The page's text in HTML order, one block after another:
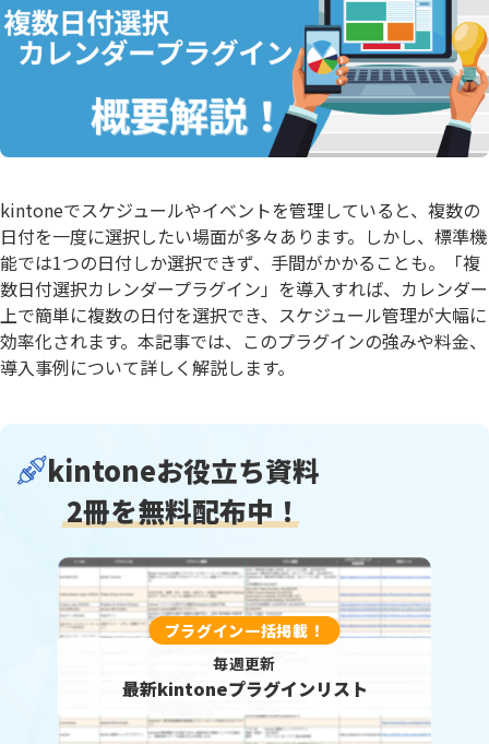
kintoneでスケジュールやイベントを管理していると、複数の
日付を一度に選択したい場面が多々あります。しかし、標準機
能では1つの日付しか選択できず、手間がかかることも。「複
数日付選択カレンダープラグイン」を導入すれば、カレンダー
上で簡単に複数の日付を選択でき、スケジュール管理が大幅に
効率化されます。本記事では、このプラグインの強みや料金、
導入事例について詳しく解説します。
kintoneお役立ち資料
2冊を無料配布中！
プラグイン一括掲載！
毎週更新
最新kintoneプラグインリスト